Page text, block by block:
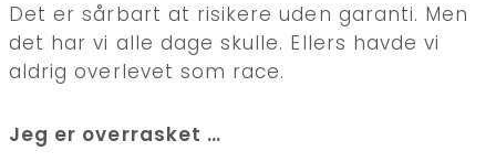
Det er sårbart at risikere uden garanti. Men
det har vi alle dage skulle. Ellers havde vi
aldrig overlevet som race.
Jeg er overrasket …